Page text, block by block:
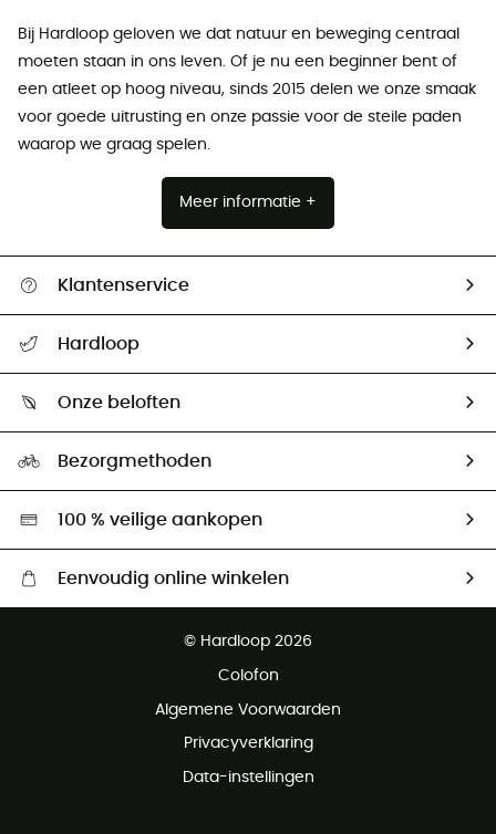
Bij Hardloop geloven we dat natuur en beweging centraal
moeten staan ​​in ons leven. Of je nu een beginner bent of
een atleet op hoog niveau, sinds 2015 delen we onze smaak
voor goede uitrusting en onze passie voor de steile paden
waarop we graag spelen.
Meer informatie +
Klantenservice
Mijn zending volgen
Retourzendingen & Terugbetalingen
Hardloop
Ambassadeurs
Onze beloften
Hardgreen
Bezorgmethoden
100 % veilige aankopen
Eenvoudig online winkelen
Gratis retourneren binnen 100 dagen
© Hardloop 2026
Colofon
Algemene Voorwaarden
Privacyverklaring
Data-instellingen